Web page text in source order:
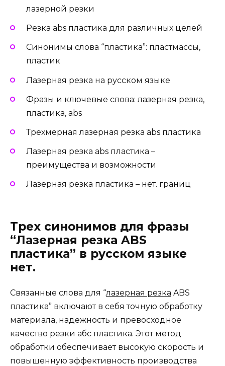
лазерной резки
Резка abs пластика для различных целей
Синонимы слова “пластика”: пластмассы,
пластик
Лазерная резка на русском языке
Фразы и ключевые слова: лазерная резка,
пластика, abs
Трехмерная лазерная резка abs пластика
Лазерная резка abs пластика –
преимущества и возможности
Лазерная резка пластика – нет. границ
Трех синонимов для фразы
“Лазерная резка ABS
пластика” в русском языке
нет.
Связанные слова для “лазерная резка ABS
пластика” включают в себя точную обработку
материала, надежность и превосходное
качество резки абс пластика. Этот метод
обработки обеспечивает высокую скорость и
повышенную эффективность производства